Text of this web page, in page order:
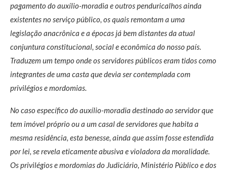
pagamento do auxílio-moradia e outros penduricalhos ainda
existentes no serviço público, os quais remontam a uma
legislação anacrônica e a épocas já bem distantes da atual
conjuntura constitucional, social e econômica do nosso país.
Traduzem um tempo onde os servidores públicos eram tidos como
integrantes de uma casta que devia ser contemplada com
privilégios e mordomias.
No caso específico do auxílio-moradia destinado ao servidor que
tem imóvel próprio ou a um casal de servidores que habita a
mesma residência, esta benesse, ainda que assim fosse estendida
por lei, se revela eticamente abusiva e violadora da moralidade.
Os privilégios e mordomias do Judiciário, Ministério Público e dos